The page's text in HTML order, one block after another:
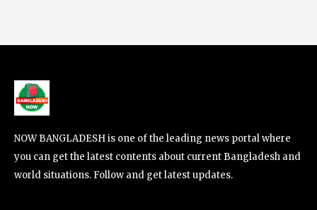
NOW BANGLADESH is one of the leading news portal where
you can get the latest contents about current Bangladesh and
world situations. Follow and get latest updates.